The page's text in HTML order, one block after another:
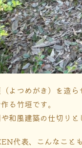
よつめがき）を造ら
る竹垣です。
和風建築の仕切りと
代表、こんなこと